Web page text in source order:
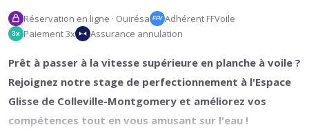
Réservation en ligne · Ouirésa FFV Adhérent FFVoile
3x Paiement 3x Assurance annulation
Prêt à passer à la vitesse supérieure en planche à voile ?
Rejoignez notre stage de perfectionnement à l'Espace
Glisse de Colleville-Montgomery et améliorez vos
compétences tout en vous amusant sur l'eau !